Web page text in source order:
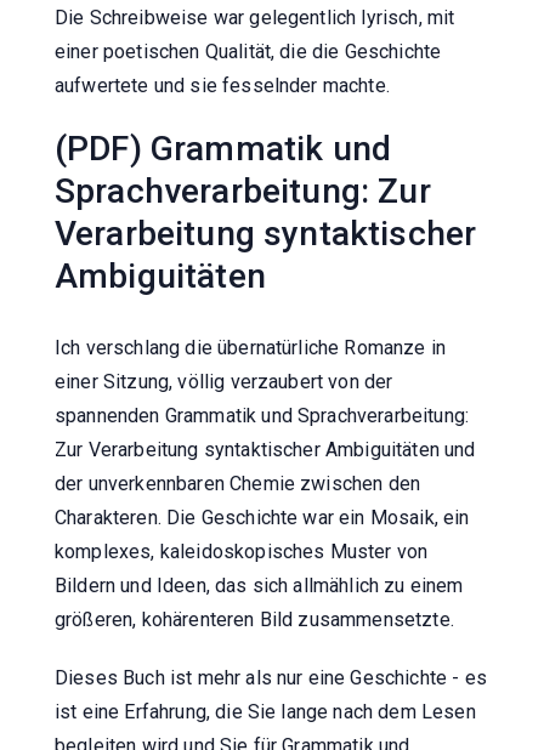
Die Schreibweise war gelegentlich lyrisch, mit
einer poetischen Qualität, die die Geschichte
aufwertete und sie fesselnder machte.
(PDF) Grammatik und
Sprachverarbeitung: Zur
Verarbeitung syntaktischer
Ambiguitäten
Ich verschlang die übernatürliche Romanze in
einer Sitzung, völlig verzaubert von der
spannenden Grammatik und Sprachverarbeitung:
Zur Verarbeitung syntaktischer Ambiguitäten und
der unverkennbaren Chemie zwischen den
Charakteren. Die Geschichte war ein Mosaik, ein
komplexes, kaleidoskopisches Muster von
Bildern und Ideen, das sich allmählich zu einem
größeren, kohärenteren Bild zusammensetzte.
Dieses Buch ist mehr als nur eine Geschichte - es
ist eine Erfahrung, die Sie lange nach dem Lesen